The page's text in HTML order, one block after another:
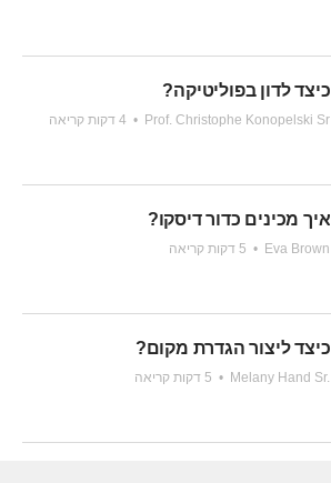
כיצד לדון בפוליטיקה?
Prof. Christophe Konopelski Sr
•
איך מכינים כדור דיסקו?
Eva Brown
•
כיצד ליצור הגדרת מקום?
Melany Hand Sr.
•